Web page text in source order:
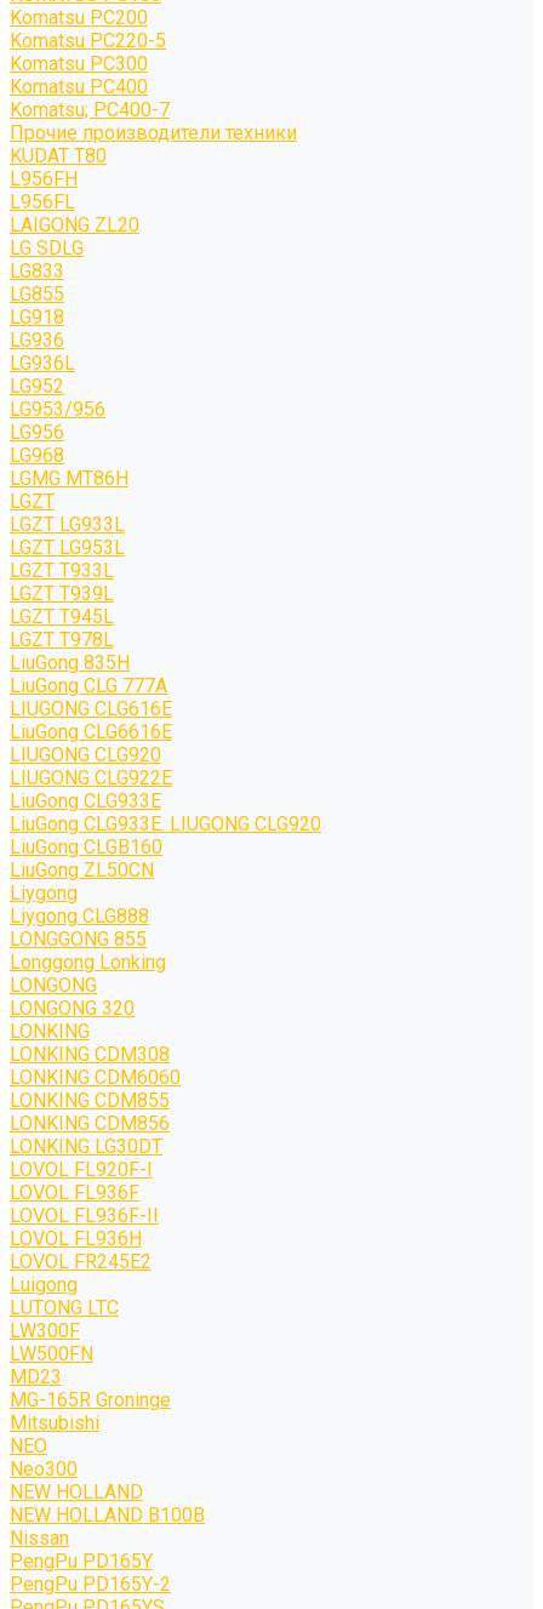
Komatsu PC200
Komatsu PC220-5
Komatsu PC300
Komatsu PC400
Komatsu; PC400-7
Прочие производители техники
KUDAT T80
L956FH
L956FL
LAIGONG ZL20
LG SDLG
LG833
LG855
LG918
LG936
LG936L
LG952
LG953/956
LG956
LG968
LGMG MT86H
LGZT
LGZT LG933L
LGZT LG953L
LGZT T933L
LGZT T939L
LGZT T945L
LGZT T978L
LiuGong 835H
LiuGong CLG 777A
LIUGONG CLG616E
LiuGong CLG6616E
LIUGONG CLG920
LIUGONG CLG922E
LiuGong CLG933E
LiuGong CLG933E. LIUGONG CLG920
LiuGong CLGB160
LiuGong ZL50CN
Liygong
Liygong CLG888
LONGGONG 855
Longgong Lonking
LONGONG
LONGONG 320
LONKING
LONKING CDM308
LONKING CDM6060
LONKING CDM855
LONKING CDM856
LONKING LG30DT
LOVOL FL920F-I
LOVOL FL936F
LOVOL FL936F-II
LOVOL FL936H
LOVOL FR245E2
Luigong
LUTONG LTC
LW300F
LW500FN
MD23
MG-165R Groninge
Mitsubishi
NEO
Neo300
NEW HOLLAND
NEW HOLLAND B100B
Nissan
PengPu PD165Y
PengPu PD165Y-2